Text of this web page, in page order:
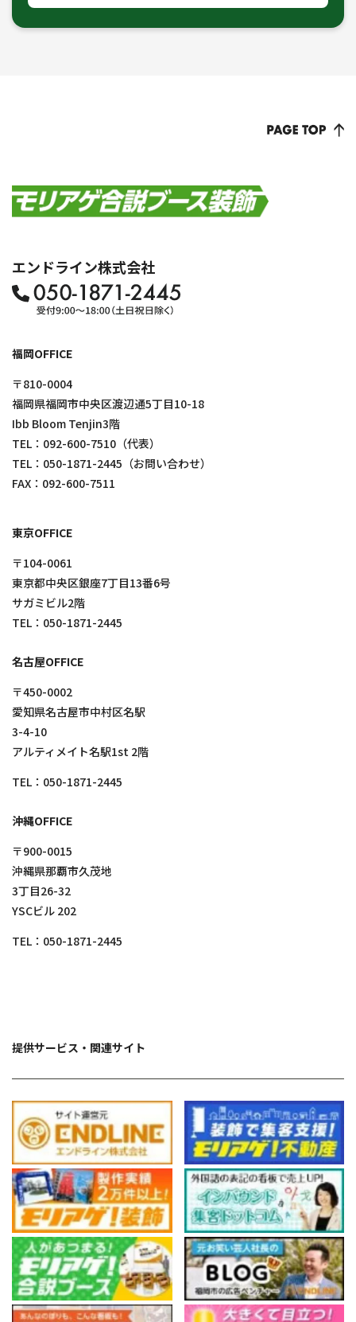
エンドライン株式会社
福岡OFFICE
〒810-0004
福岡県福岡市中央区渡辺通5丁目10-18
Ibb Bloom Tenjin3階
TEL： 092-600-7510 （代表）
TEL： 050-1871-2445 （お問い合わせ）
FAX：092-600-7511
東京OFFICE
〒104-0061
東京都中央区銀座7丁目13番6号
サガミビル2階
TEL： 050-1871-2445
名古屋OFFICE
〒450-0002
愛知県名古屋市中村区名駅
3-4-10
アルティメイト名駅1st 2階
TEL： 050-1871-2445
沖縄OFFICE
〒900-0015
沖縄県那覇市久茂地
3丁目26-32
YSCビル 202
TEL： 050-1871-2445
提供サービス・関連サイト